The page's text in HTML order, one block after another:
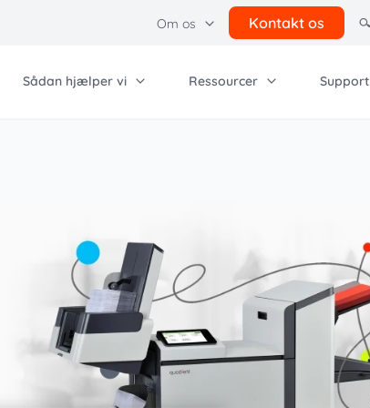
Om os Kontakt os
Sådan hjælper vi Ressourcer Support
Avanceret forsendelse og
forsendelse
Produktionspost